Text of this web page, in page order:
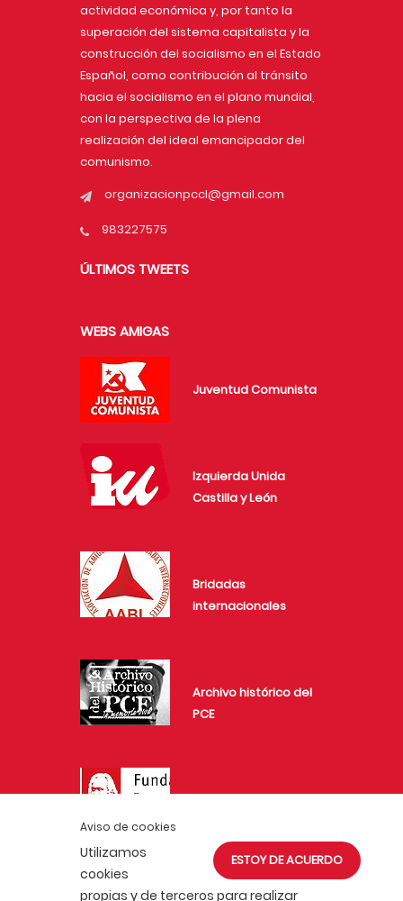
Aviso de cookies
ESTOY DE ACUERDO
Utilizamos
cookies
propias y de terceros para realizar
actividad económica y, por tanto la
superación del sistema capitalista y la
construcción del socialismo en el Estado
Español, como contribución al tránsito
hacia el socialismo en el plano mundial,
con la perspectiva de la plena
realización del ideal emancipador del
comunismo.
organizacionpccl@gmail.com
983227575
ÚLTIMOS TWEETS
WEBS AMIGAS
Juventud Comunista
Izquierda Unida
Castilla y León
Bridadas
internacionales
Archivo histórico del
PCE
Marxistas